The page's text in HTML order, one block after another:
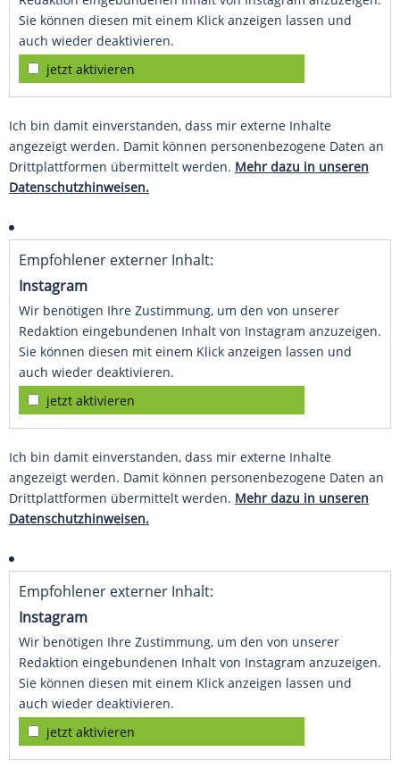
Sie können diesen mit einem Klick anzeigen lassen und
auch wieder deaktivieren.
jetzt aktivieren
Ich bin damit einverstanden, dass mir externe Inhalte
angezeigt werden. Damit können personenbezogene Daten an
Drittplattformen übermittelt werden. Mehr dazu in unseren
Datenschutzhinweisen.
Empfohlener externer Inhalt:
Instagram
Wir benötigen Ihre Zustimmung, um den von unserer
Redaktion eingebundenen Inhalt von Instagram anzuzeigen.
Sie können diesen mit einem Klick anzeigen lassen und
auch wieder deaktivieren.
jetzt aktivieren
Ich bin damit einverstanden, dass mir externe Inhalte
angezeigt werden. Damit können personenbezogene Daten an
Drittplattformen übermittelt werden. Mehr dazu in unseren
Datenschutzhinweisen.
Empfohlener externer Inhalt:
Instagram
Wir benötigen Ihre Zustimmung, um den von unserer
Redaktion eingebundenen Inhalt von Instagram anzuzeigen.
Sie können diesen mit einem Klick anzeigen lassen und
auch wieder deaktivieren.
jetzt aktivieren